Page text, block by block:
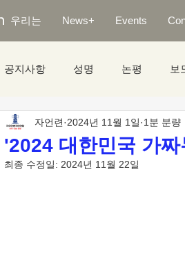
우리는 News+ Events
공지사항 성명 논평 보
포트
'2024 대한민국 가
자언련 2024년 11월 1일 1분 분량
최종 수정일: 2024년 11월 22일